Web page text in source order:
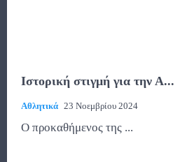
Ιστορική στιγμή για την Α...
Αθλητικά 23 Νοεμβρίου 2024
Ο προκαθήμενος της ...